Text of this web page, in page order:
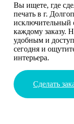
Вы ищете, где
печать в г.
исключительный
каждому заказу.
удобным и
сегодня и
интерьера.
Сделать